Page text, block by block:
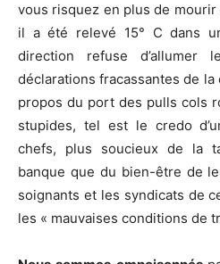
vous risquez en plus de
il a été relevé 15° C dans
direction refuse d’allumer
déclarations fracassantes de
propos du port des pulls cols
stupides, tel est le credo
chefs, plus soucieux de la
banque que du bien-être de
soignants et les syndicats de
les « mauvaises conditions de